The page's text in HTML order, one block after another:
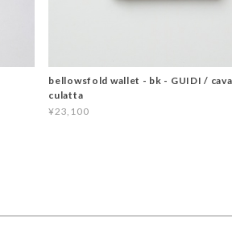
bellowsfold wallet - bk - GUIDI /
culatta
¥23,100